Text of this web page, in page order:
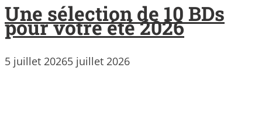
Une sélection de 10 BDs
pour votre été 2026
5 juillet 20265 juillet 2026